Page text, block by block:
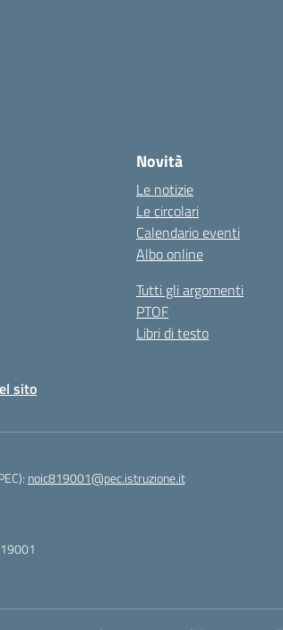
Novità
Le notizie
Le circolari
Calendario eventi
Albo online
Tutti gli argomenti
PTOF
Libri di testo
sito
noic819001@pec.istruzione.it